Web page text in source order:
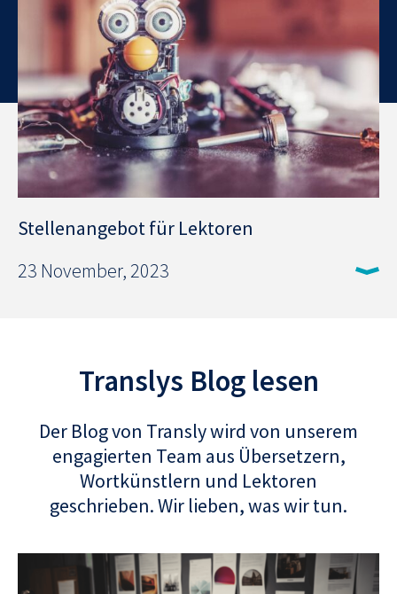
Stellenangebot für Lektoren
23 November, 2023
Translys Blog lesen
Der Blog von Transly wird von unserem
engagierten Team aus Übersetzern,
Wortkünstlern und Lektoren
geschrieben. Wir lieben, was wir tun.